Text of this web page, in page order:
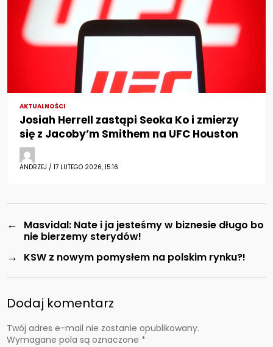
AKTUALNOŚCI
Josiah Herrell zastąpi Seoka Ko i zmierzy
się z Jacoby’m Smithem na UFC Houston
ANDRZEJ / 17 LUTEGO 2026, 15:16
←
Masvidal: Nate i ja jesteśmy w biznesie długo bo
nie bierzemy sterydów!
→ KSW z nowym pomysłem na polskim rynku?!
Dodaj komentarz
Twój adres e-mail nie zostanie opublikowany.
Wymagane pola są oznaczone *